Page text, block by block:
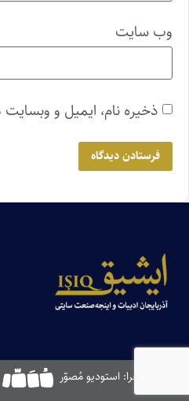
وب‌ سایت
ذخیره نام، ایمیل و
طراحی و اجرا: استودیو مُصوّر